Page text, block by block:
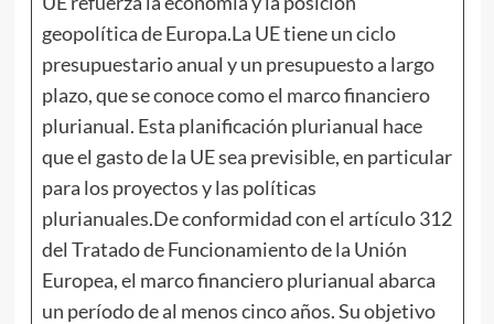
geopolítica de Europa.La UE tiene un ciclo
presupuestario anual y un presupuesto a largo
plazo, que se conoce como el marco financiero
plurianual. Esta planificación plurianual hace
que el gasto de la UE sea previsible, en particular
para los proyectos y las políticas
plurianuales.De conformidad con el artículo 312
del Tratado de Funcionamiento de la Unión
Europea, el marco financiero plurianual abarca
un período de al menos cinco años. Su objetivo